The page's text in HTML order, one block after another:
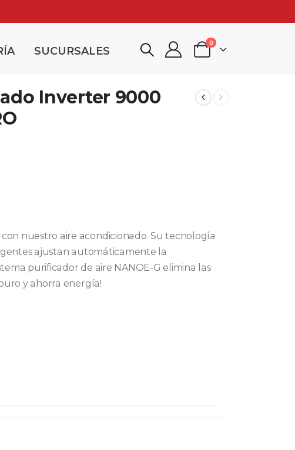
SUCURSALES
0
Inverter 9000
nuestro aire acondicionado. Su tecnología
ajustan automáticamente la
purificador de aire NANOE-G elimina las
y ahorra energía!